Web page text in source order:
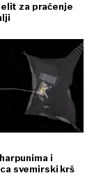
za praćenje
i
svemirski krš